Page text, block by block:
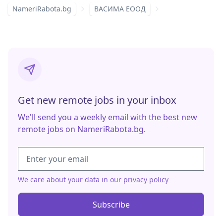
NameriRabota.bg ВАСИМА ЕООД
Get new remote jobs in your inbox
We'll send you a weekly email with the best new
remote jobs on NameriRabota.bg.
We care about your data in our privacy policy
Subscribe